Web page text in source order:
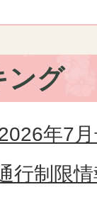
ング
年7
行制限